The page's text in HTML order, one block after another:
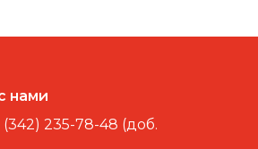
нами
(342) 235-78-48 (доб.